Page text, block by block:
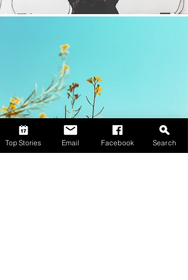
Top Stories Email Facebook Search